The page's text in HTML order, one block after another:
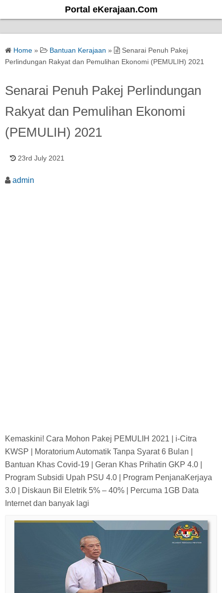
k
Portal eKerajaan.Com
Home » Bantuan Kerajaan »
Senarai Penuh Pakej
Perlindungan Rakyat dan Pemulihan Ekonomi (PEMULIH) 2021
Senarai Penuh Pakej Perlindungan
Rakyat dan Pemulihan Ekonomi
(PEMULIH) 2021
23rd July 2021
admin
Kemaskini! Cara Mohon Pakej PEMULIH 2021 | i-Citra
KWSP | Moratorium Automatik Tanpa Syarat 6 Bulan |
Bantuan Khas Covid-19 | Geran Khas Prihatin GKP 4.0 |
Program Subsidi Upah PSU 4.0 | Program PenjanaKerjaya
3.0 | Diskaun Bil Eletrik 5% – 40% | Percuma 1GB Data
Internet dan banyak lagi